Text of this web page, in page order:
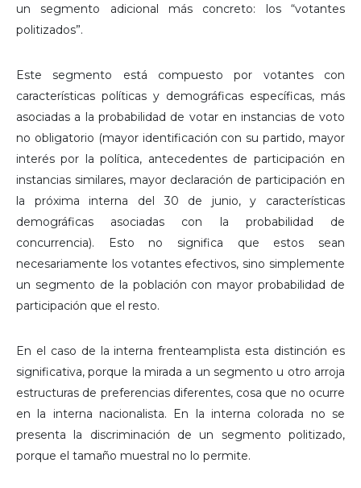
un segmento adicional más concreto: los “votantes
politizados”.
Este segmento está compuesto por votantes con
características políticas y demográficas específicas, más
asociadas a la probabilidad de votar en instancias de voto
no obligatorio (mayor identificación con su partido, mayor
interés por la política, antecedentes de participación en
instancias similares, mayor declaración de participación en
la próxima interna del 30 de junio, y características
demográficas asociadas con la probabilidad de
concurrencia). Esto no significa que estos sean
necesariamente los votantes efectivos, sino simplemente
un segmento de la población con mayor probabilidad de
participación que el resto.
En el caso de la interna frenteamplista esta distinción es
significativa, porque la mirada a un segmento u otro arroja
estructuras de preferencias diferentes, cosa que no ocurre
en la interna nacionalista. En la interna colorada no se
presenta la discriminación de un segmento politizado,
porque el tamaño muestral no lo permite.